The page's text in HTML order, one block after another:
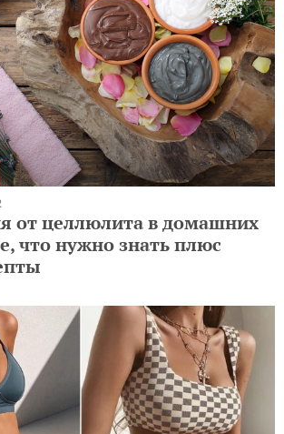
от целлюлита в домашних
что нужно знать плюс